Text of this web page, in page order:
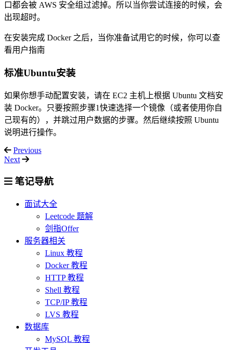
口都会被 AWS 安全组过滤掉。所以当你尝试连接的时候，会
出现超时。
在安装完成 Docker 之后，当你准备试用它的时候，你可以查
看用户指南
标准Ubuntu安装
如果你想手动配置安装，请在 EC2 主机上根据 Ubuntu 文档安
装 Docker。只要按照步骤1快速选择一个镜像（或者使用你自
己现有的），并跳过用户数据的步骤。然后继续按照 Ubuntu
说明进行操作。
Previous
Next
笔记导航
面试大全
Leetcode 题解
剑指Offer
服务器相关
Linux 教程
Docker 教程
HTTP 教程
Shell 教程
TCP/IP 教程
LVS 教程
数据库
MySQL 教程